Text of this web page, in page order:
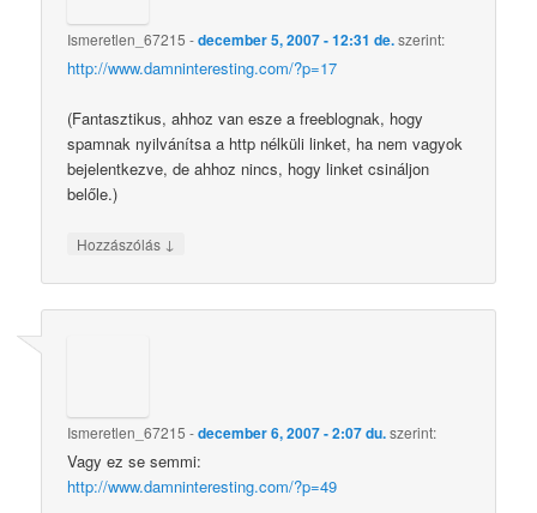
Ismeretlen_67215 -december 5, 2007 - 12:31 de.szerint:
http://www.damninteresting.com/?p=17
(Fantasztikus, ahhoz van esze a freeblognak, hogy
spamnak nyilvánítsa a http nélküli linket, ha nem vagyok
bejelentkezve, de ahhoz nincs, hogy linket csináljon
belőle.)
Hozzászólás ↓
Ismeretlen_67215 -december 6, 2007 - 2:07 du.szerint:
Vagy ez se semmi:
http://www.damninteresting.com/?p=49